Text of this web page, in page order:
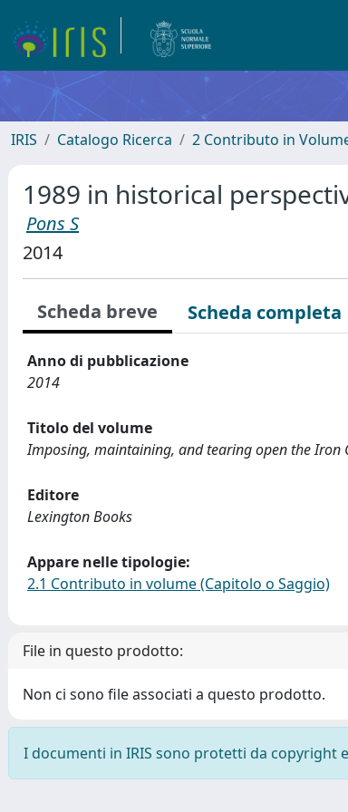
IRIS Catalogo Ricerca 2 Contributo in
1989 in historical
Pons S
2014
Scheda breve Scheda completa
Anno di pubblicazione
2014
Titolo del volume
Imposing, maintaining, and tearing open the Iron
Editore
Lexington Books
Appare nelle tipologie:
2.1 Contributo in volume (Capitolo o Saggio)
File in questo prodotto:
Non ci sono file associati a questo prodotto.
I documenti in IRIS sono protetti da copyright